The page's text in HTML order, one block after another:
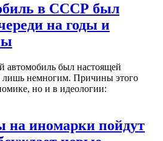
в СССР был
на годы и
автомобиль был настоящей
лишь немногим. Причины этого
но и в идеологии:
на иномарки пойдут